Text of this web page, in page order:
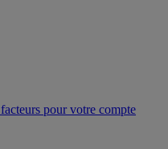
pour votre compte